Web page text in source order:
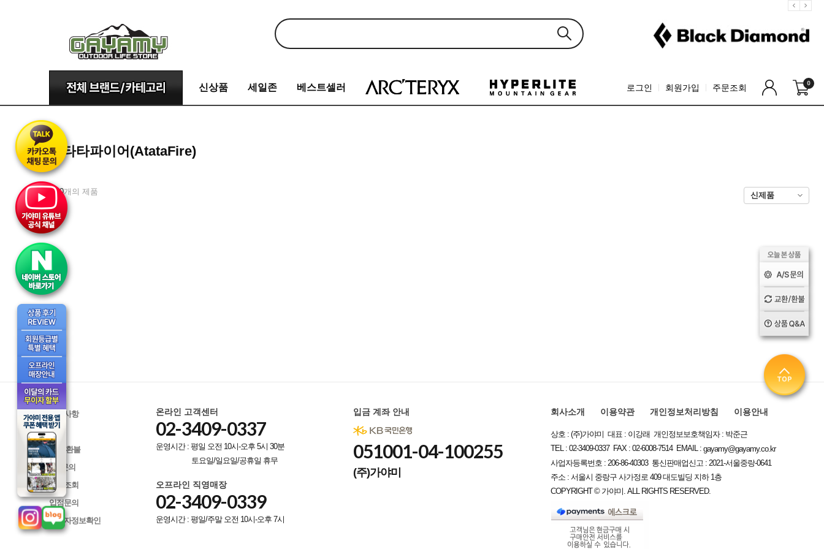
신상품 세일존 베스트셀러 로그인 회원가입 주문조회 0
아타타파이어(AtataFire)
총0개의 제품
공지사항
Q&A
교환/환불
A/S문의
배송조회
입점문의
사업자정보확인
온라인 고객센터
02-3409-0337
운영시간 : 평일 오전 10시-오후 5시 30분
토요일/일요일/공휴일 휴무
오프라인 직영매장
02-3409-0339
운영시간 : 평일/주말 오전 10시-오후 7시
입금 계좌 안내
051001-04-100255
(주)가야미
회사소개 이용약관 개인정보처리방침 이용안내
상호 : (주)가야미 대표 : 이강래 개인정보보호책임자 : 박준근
TEL : 02-3409-0337 FAX : 02-6008-7514 EMAIL :gayamy@gayamy.co.kr
사업자등록번호 : 206-86-40303 통신판매업신고 : 2021-서울중랑-0641
주소 : 서울시 중랑구 사가정로 409 대도빌딩 지하 1층
COPYRIGHT © 가야미. ALL RIGHTS RESERVED.